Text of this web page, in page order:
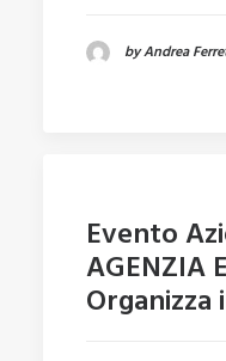
by Andrea
Evento
AGENZIA